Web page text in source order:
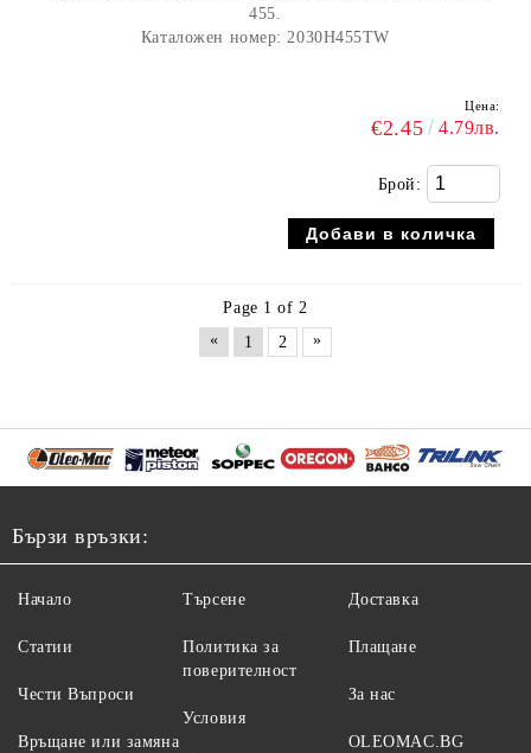
455.
Каталожен номер:2030H455TW
Цена:
€2.45 4.79лв.
Брой:
Page 1 of 2
«
1 2 »
Бързи връзки:
Начало
Статии
Чести Въпроси
Връщане или замяна
Търсене
Политика за
поверителност
Условия
Доставка
Плащане
За нас
OLEOMAC.BG